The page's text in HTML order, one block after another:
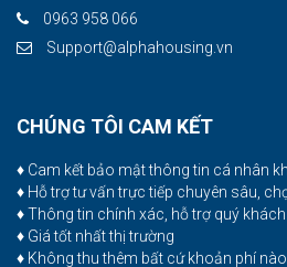
0963 958 066
Support@alphahousing.vn
CHÚNG TÔI CAM KẾT
♦ Cam kết bảo mật thông tin cá nhân
♦ Hỗ trợ tư vấn trực tiếp chuyên sâu,
♦ Thông tin chính xác, hỗ trợ quý
♦ Giá tốt nhất thị trường
♦ Không thu thêm bất cứ khoản phí nào